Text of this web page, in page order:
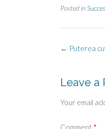
Posted inSucces
Post
← Puterea
Leave a
Your email
Comment *